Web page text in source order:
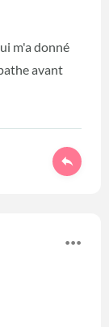
m'a donné
avant